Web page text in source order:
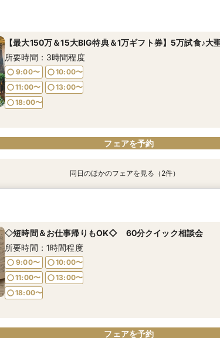
9:00〜
10:00〜
11:00〜
13:00〜
18:00〜
【マイナビ限定AM特典あり】＼ロイヤルチェスター太
所要時間：3時間程度
9:00〜
10:00〜
11:00〜
13:00〜
18:00〜
最短3ヶ月で準備が間に合う×マタニティ＆パパママ婚
所要時間：2時間程度
9:00〜
10:00〜
11:00〜
13:00〜
18:00〜
【初めてのご相談の方へ】1件目来館1万円gift券┃最大
所要時間：3時間程度
9:00〜
10:00〜
11:00〜
13:00〜
18:00〜
【ご家族でのご結婚を検討の方へ】10名58万円～┃お
所要時間：2時間30分程度
9:00〜
10:00〜
11:00〜
13:00〜
18:00〜
最短3ヶ月で準備が間に合う【20名様×93万円】本格ク
所要時間：2時間程度
9:00〜
10:00〜
11:00〜
13:00〜
18:00〜
【最大150万＆15大BIG特典＆1万ギフト券】5万試食♪大
所要時間：3時間程度
9:00〜
10:00〜
11:00〜
13:00〜
18:00〜
フェアを予約
直前予約OK≪ご家族でのご結婚式を検討の方へ≫10名
案内マイナビ限定特典◎
所要時間：3時間程度
9:00〜
10:00〜
11:00〜
13:00〜
18:00〜
9:00〜
10:00〜
11:00〜
13:00〜
18:00〜
同日のほかのフェアを見る（2件）
◇短時間＆お仕事帰りもOK◇ 60分クイック相談会
所要時間：1時間程度
9:00〜
10:00〜
11:00〜
13:00〜
18:00〜
フェアを予約